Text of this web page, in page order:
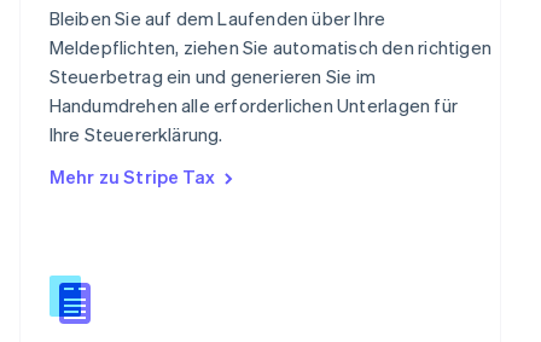
Bleiben Sie auf dem Laufenden über Ihre
Meldepflichten, ziehen Sie automatisch den richtigen
Steuerbetrag ein und generieren Sie im
Handumdrehen alle erforderlichen Unterlagen für
Ihre Steuererklärung.
Mehr zu Stripe Tax
English
Schweden
SvenskaEnglish
Schweiz
DeutschFrançais ItalianoEnglish
Singapur
Slowakei
Sonderverwaltungsregion Hongkong,
China